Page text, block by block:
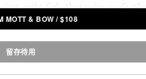
just-right fade that pairs perfectly
tops and requires no break-
by Mott & Bow.
MOTT & BOW /$108
留存待用